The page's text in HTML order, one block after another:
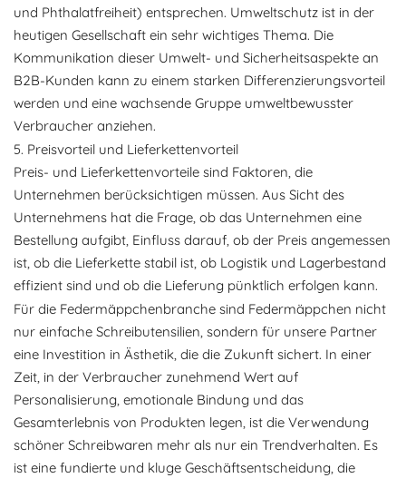
und Phthalatfreiheit) entsprechen. Umweltschutz ist in der
heutigen Gesellschaft ein sehr wichtiges Thema. Die
Kommunikation dieser Umwelt- und Sicherheitsaspekte an
B2B-Kunden kann zu einem starken Differenzierungsvorteil
werden und eine wachsende Gruppe umweltbewusster
Verbraucher anziehen.
5. Preisvorteil und Lieferkettenvorteil
Preis- und Lieferkettenvorteile sind Faktoren, die
Unternehmen berücksichtigen müssen. Aus Sicht des
Unternehmens hat die Frage, ob das Unternehmen eine
Bestellung aufgibt, Einfluss darauf, ob der Preis angemessen
ist, ob die Lieferkette stabil ist, ob Logistik und Lagerbestand
effizient sind und ob die Lieferung pünktlich erfolgen kann.
Für die Federmäppchenbranche sind Federmäppchen nicht
nur einfache Schreibutensilien, sondern für unsere Partner
eine Investition in Ästhetik, die die Zukunft sichert. In einer
Zeit, in der Verbraucher zunehmend Wert auf
Personalisierung, emotionale Bindung und das
Gesamterlebnis von Produkten legen, ist die Verwendung
schöner Schreibwaren mehr als nur ein Trendverhalten. Es
ist eine fundierte und kluge Geschäftsentscheidung, die